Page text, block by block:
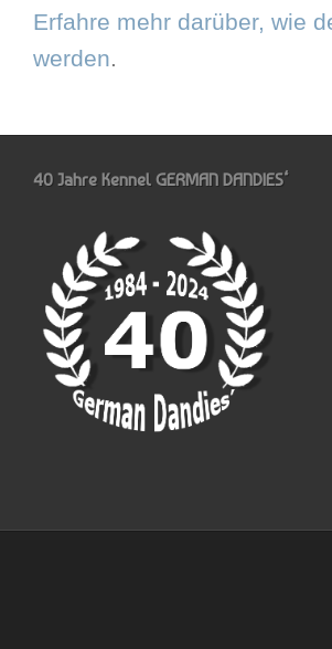
Erfahre mehr darüber, wie
werden.
40 Jahre Kennel GERMAN DANDIES‘